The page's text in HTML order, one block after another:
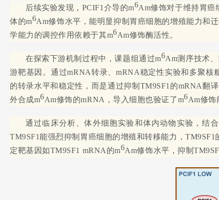
后续实验发现，PCIF1介导的m6Am修饰对于维持胃癌
体的m6Am修饰水平，能明显抑制胃癌细胞的增殖能力和
学能力的调控作用依赖于其m6Am修饰酶活性。
在探索下游机制过程中，课题组通过m6Am测序技术
游靶基因。通过mRNA转录、mRNA稳定性实验和多聚
的转录水平和稳定性，而是通过抑制TM9SF1的mRNA翻
外合成m6Am修饰的mRNA，导入细胞也验证了m6Am修饰
通过临床分析、体外细胞实验和体内动物实验，结
TM9SF1能强烈抑制胃癌细胞的增殖和转移能力，
定靶基因如TM9SF1 mRNA的m6Am修饰水平，抑制